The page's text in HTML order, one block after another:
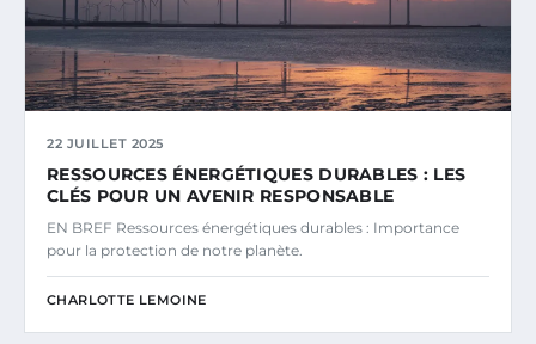
22 JUILLET 2025
RESSOURCES ÉNERGÉTIQUES DURABLES : LES
CLÉS POUR UN AVENIR RESPONSABLE
EN BREF Ressources énergétiques durables : Importance
pour la protection de notre planète.
CHARLOTTE LEMOINE